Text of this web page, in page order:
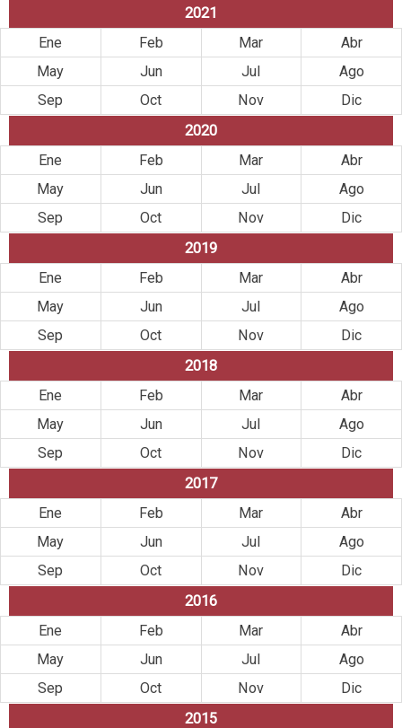
2021
Ene
Feb Mar
Abr
May
Jun Jul
Ago
Sep
Oct Nov
Dic
2020
Ene
Feb Mar
Abr
May
Jun Jul
Ago
Sep
Oct Nov
Dic
2019
Ene
Feb Mar
Abr
May
Jun Jul
Ago
Sep
Oct Nov
Dic
2018
Ene
Feb Mar
Abr
May
Jun Jul
Ago
Sep
Oct Nov
Dic
2017
Ene
Feb Mar
Abr
May
Jun Jul
Ago
Sep
Oct Nov
Dic
2016
Ene
Feb Mar
Abr
May
Jun Jul
Ago
Sep
Oct Nov
Dic
2015